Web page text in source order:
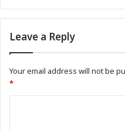
Leave a Reply
Your email address will not be
*